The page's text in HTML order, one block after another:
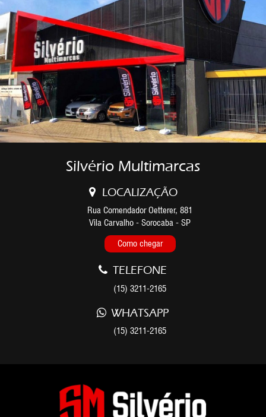
Silvério Multimarcas
LOCALIZAÇÃO
Rua Comendador Oetterer, 881
Vila Carvalho - Sorocaba - SP
Como chegar
TELEFONE
(15) 3211-2165
WHATSAPP
(15) 3211-2165